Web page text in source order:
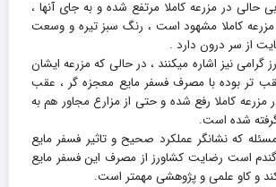
حالی در مزرعه کاملا مرتفع شده و به جای آنها ،
کاملا مشهود است ، رنگ سبز تیره و وسعت
از سر درون دارد .
گرامی نیز اشاره میکنند ، در حالی که مزرعه ایشان
تر بوده با مصرف فسفر مایع معجزه گر ، عقب
مزرعه کاملا رفع شده و حتی از مزارع مجاور هم به
شده است.
که نشانگر عملکرد صحیح و تاثیر فسفر مایع
است رضایت کشاورز از مصرف این فسفر مایع
و کاو علمی و پژوهشی مهمتر است.